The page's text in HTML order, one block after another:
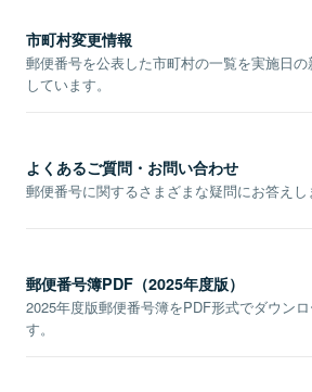
市町村変更情報
郵便番号を公表した市町村の一覧を実施日
しています。
よくあるご質問・お問い合わせ
郵便番号に関するさまざまな疑問にお答えし
郵便番号簿PDF（2025年度版）
2025年度版郵便番号簿をPDF形式でダウン
す。